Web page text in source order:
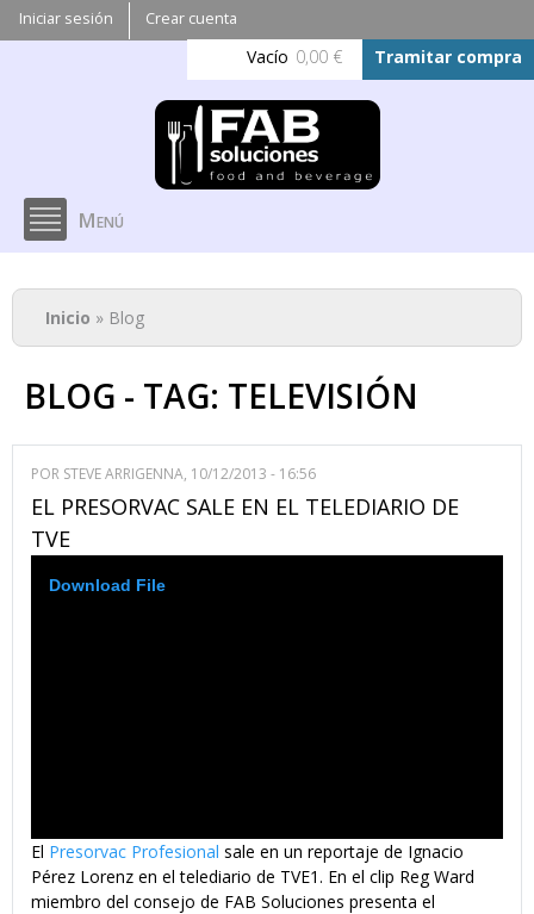
Pasar al
contenido
principal
Iniciar sesión Crear cuenta
Vacío 0,00 € Tramitar compra
Menú
Se encuentra usted aquí
Inicio » Blog
BLOG - TAG: TELEVISIÓN
POR STEVE ARRIGENNA, 10/12/2013 - 16:56
EL PRESORVAC SALE EN EL TELEDIARIO DE
TVE
Player
Download File
El Presorvac Profesional sale en un reportaje de Ignacio
Pérez Lorenz en el telediario de TVE1. En el clip Reg Ward
miembro del consejo de FAB Soluciones presenta el